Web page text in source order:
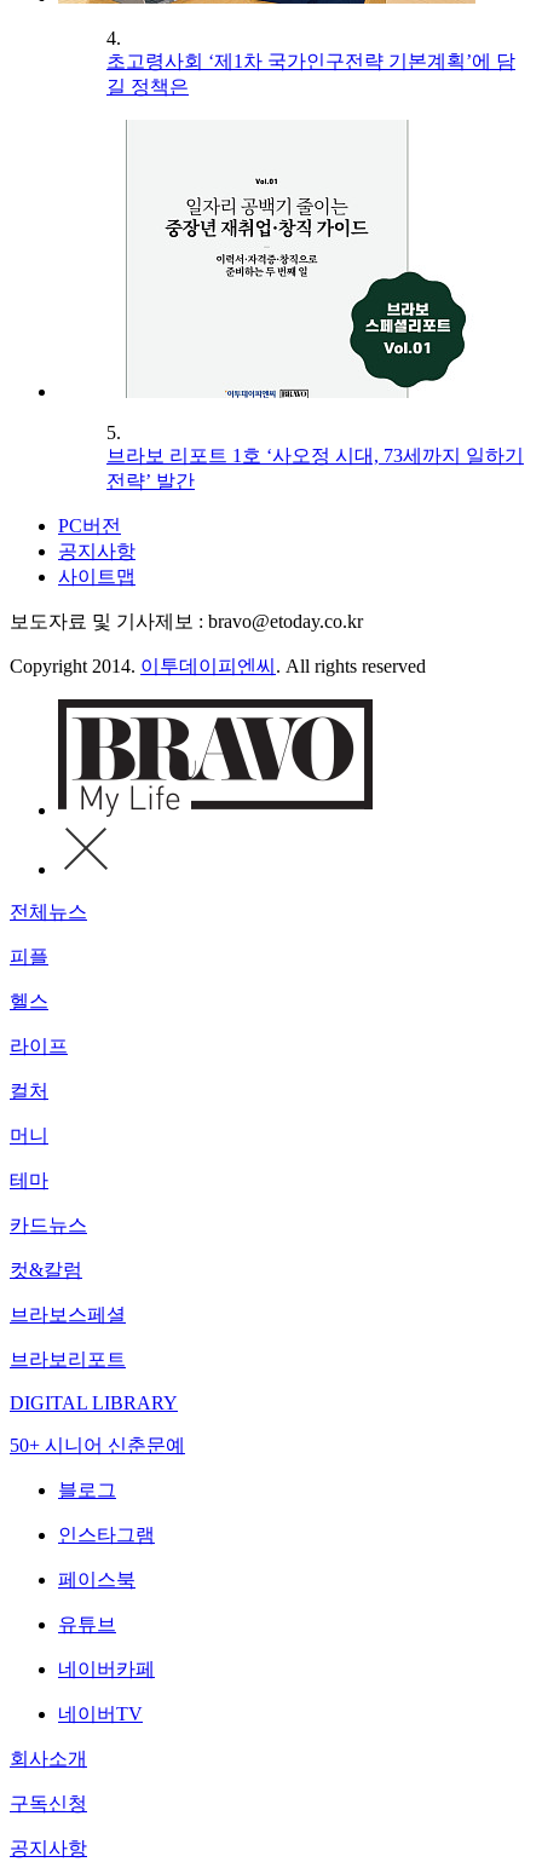
4.
초고령사회 ‘제1차 국가인구전략 기본계획’에 담
길 정책은
5.
브라보 리포트 1호 ‘사오정 시대, 73세까지 일하기
전략’ 발간
PC버전
공지사항
사이트맵
보도자료 및 기사제보 : bravo@etoday.co.kr
Copyright 2014. 이투데이피엔씨 . All rights reserved
전체뉴스
피플
헬스
라이프
컬처
머니
테마
카드뉴스
컷&칼럼
브라보스페셜
브라보리포트
DIGITAL LIBRARY
50+ 시니어 신춘문예
블로그
인스타그램
페이스북
유튜브
네이버카페
네이버TV
회사소개
구독신청
공지사항